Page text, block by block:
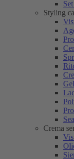
Styling
Crema